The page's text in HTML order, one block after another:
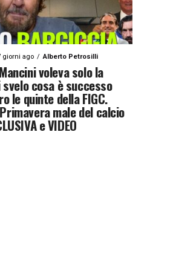
giorni ago Alberto Petrosilli
voleva solo la
svelo cosa è successo
le quinte della FIGC.
male del calcio
e VIDEO